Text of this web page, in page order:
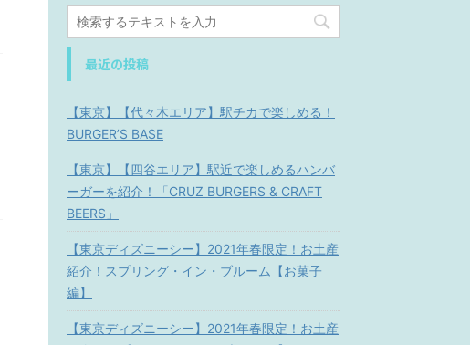
最近の投稿
【東京】【代々木エリア】駅チカで楽しめる！
BURGER’S BASE
【東京】【四谷エリア】駅近で楽しめるハンバ
ーガーを紹介！「CRUZ BURGERS & CRAFT
BEERS」
【東京ディズニーシー】2021年春限定！お土産
紹介！スプリング・イン・ブルーム【お菓子
編】
【東京ディズニーシー】2021年春限定！お土産